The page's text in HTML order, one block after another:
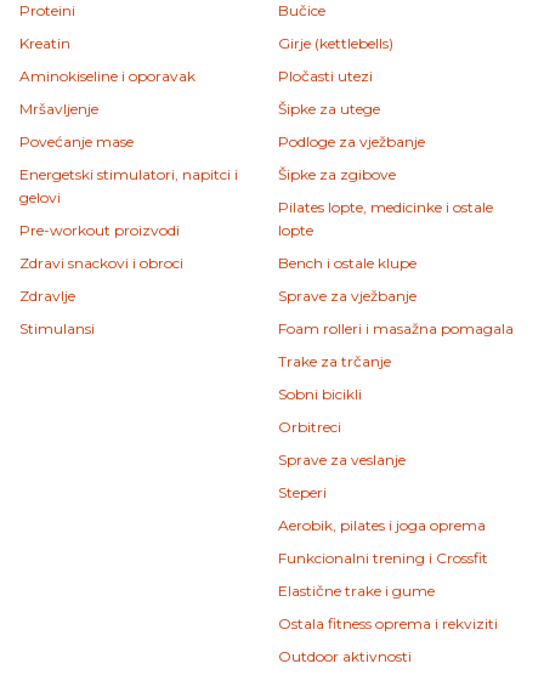
Proteini
Kreatin
Aminokiseline i oporavak
Mršavljenje
Povećanje mase
Energetski stimulatori, napitci i
gelovi
Pre-workout proizvodi
Zdravi snackovi i obroci
Zdravlje
Stimulansi
Bučice
Girje (kettlebells)
Pločasti utezi
Šipke za utege
Podloge za vježbanje
Šipke za zgibove
Pilates lopte, medicinke i ostale
lopte
Bench i ostale klupe
Sprave za vježbanje
Foam rolleri i masažna pomagala
Trake za trčanje
Sobni bicikli
Orbitreci
Sprave za veslanje
Steperi
Aerobik, pilates i joga oprema
Funkcionalni trening i Crossfit
Elastične trake i gume
Ostala fitness oprema i rekviziti
Outdoor aktivnosti